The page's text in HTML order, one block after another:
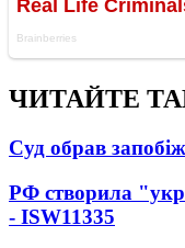
ЧИТАЙТЕ
Суд обрав
РФ створила
- ISW11335